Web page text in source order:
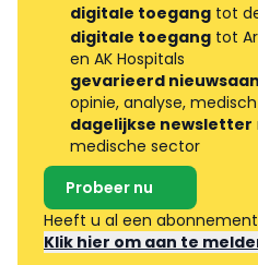
digitale toegang tot
digitale toegang tot
en AK Hospitals
gevarieerd
opinie, analyse,
dagelijkse newsletter
medische sector
Probeer nu
Heeft u al een
Klik hier om aan te